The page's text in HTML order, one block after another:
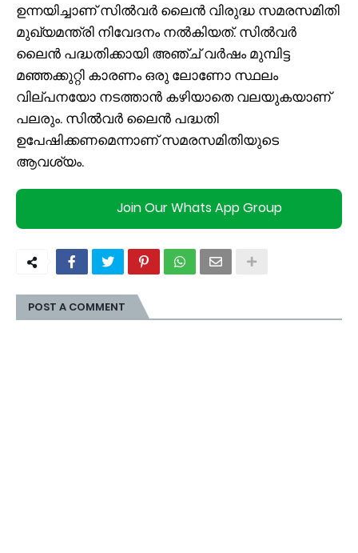
ഉന്നയിച്ചാണ് സിൽവർ ലൈൻ വിരുദ്ധ സമരസമിതി
മുഖ്യമന്ത്രി നിവേദനം നൽകിയത്. സിൽവർ
ലൈൻ പദ്ധതിക്കായി അഞ്ച് വർഷം മുമ്പിട്ട
മഞ്ഞക്കുറ്റി കാരണം ഒരു ലോണോ സ്ഥലം
വില്പനയോ നടത്താൻ കഴിയാതെ വലയുകയാണ്
പലരും. സിൽവർ ലൈൻ പദ്ധതി
ഉപേഷിക്കണമെന്നാണ് സമരസമിതിയുടെ
ആവശ്യം.
Join Our Whats App Group
POST A COMMENT